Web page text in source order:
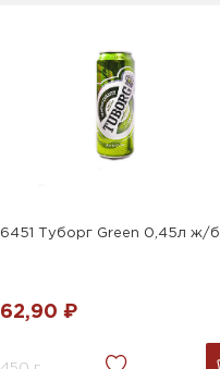
6451 Туборг Green 0,45л ж/б
62,90 ₽